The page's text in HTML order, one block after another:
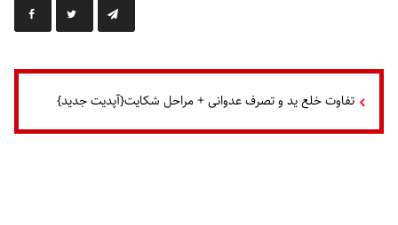
تفاوت خلع ید و تصرف عدوانی + مراحل شکایت{آپدیت جدید}